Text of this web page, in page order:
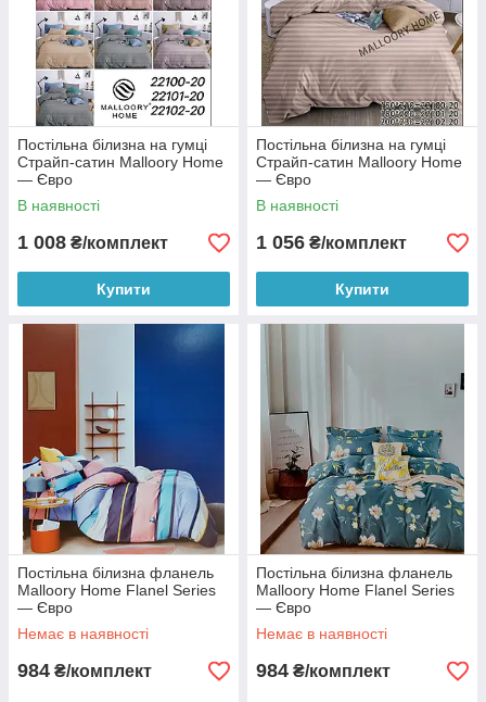
Постільна білизна на гумці
Страйп-сатин Malloory Home
— Євро
В наявності
1 008 ₴/комплект
Купити
Постільна білизна на гумці
Страйп-сатин Malloory Home
— Євро
В наявності
1 056 ₴/комплект
Купити
Постільна білизна фланель
Malloory Home Flanel Series
— Євро
Немає в наявності
984 ₴/комплект
Постільна білизна фланель
Malloory Home Flanel Series
— Євро
Немає в наявності
984 ₴/комплект